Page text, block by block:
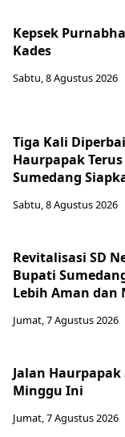
Kepsek
Kades
Sabtu, 8 Agustus 2026
Tiga Kali
Haurpapak
Sumedang
Sabtu, 8 Agustus 2026
Revitalisasi SD
Bupati
Lebih Aman dan
Jumat, 7 Agustus 2026
Jalan
Minggu Ini
Jumat, 7 Agustus 2026